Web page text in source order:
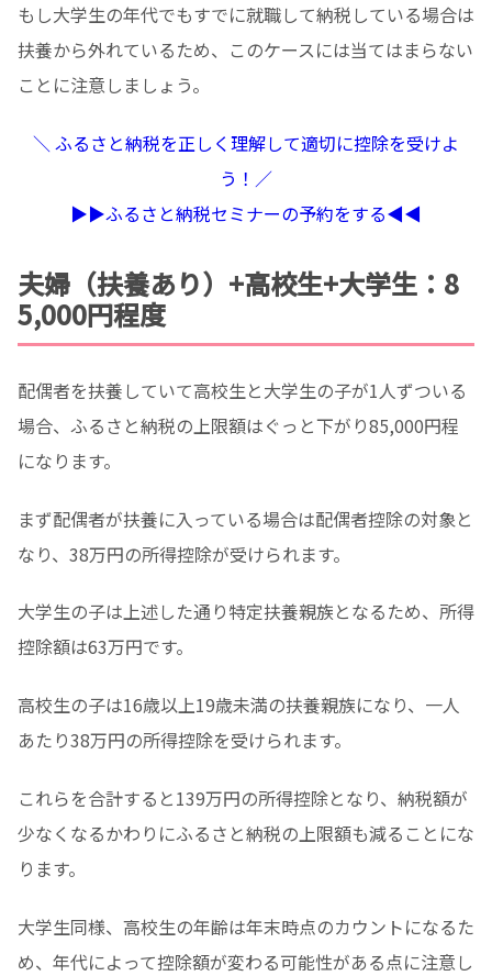
もし大学生の年代でもすでに就職して納税している場合は
扶養から外れているため、このケースには当てはまらない
ことに注意しましょう。
＼ ふるさと納税を正しく理解して適切に控除を受けよ
う！／
▶︎▶︎ふるさと納税セミナーの予約をする◀︎◀︎
夫婦（扶養あり）+高校生+大学生：8
5,000円程度
配偶者を扶養していて高校生と大学生の子が1人ずついる
場合、ふるさと納税の上限額はぐっと下がり85,000円程
になります。
まず配偶者が扶養に入っている場合は配偶者控除の対象と
なり、38万円の所得控除が受けられます。
大学生の子は上述した通り特定扶養親族となるため、所得
控除額は63万円です。
高校生の子は16歳以上19歳未満の扶養親族になり、一人
あたり38万円の所得控除を受けられます。
これらを合計すると139万円の所得控除となり、納税額が
少なくなるかわりにふるさと納税の上限額も減ることにな
ります。
大学生同様、高校生の年齢は年末時点のカウントになるた
め、年代によって控除額が変わる可能性がある点に注意し